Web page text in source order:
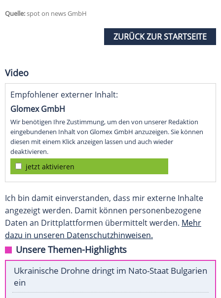
Quelle:spot on news GmbH
ZURÜCK ZUR STARTSEITE
Video
Empfohlener externer Inhalt:
Glomex GmbH
Wir benötigen Ihre Zustimmung, um den von unserer Redaktion
eingebundenen Inhalt von Glomex GmbH anzuzeigen. Sie können
diesen mit einem Klick anzeigen lassen und auch wieder
deaktivieren.
jetzt aktivieren
Ich bin damit einverstanden, dass mir externe Inhalte
angezeigt werden. Damit können personenbezogene
Daten an Drittplattformen übermittelt werden. Mehr
dazu in unseren Datenschutzhinweisen.
Unsere Themen-Highlights
Ukrainische Drohne dringt im Nato-Staat Bulgarien
ein